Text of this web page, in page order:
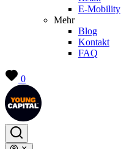
E-Mobility
Mehr
Blog
Kontakt
FAQ
0